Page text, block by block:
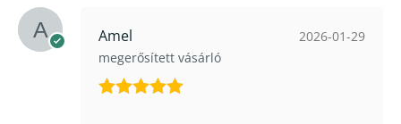
Amel
megerősített vásárló
2026-01-29